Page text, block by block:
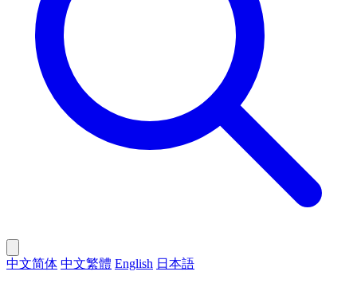
中文简体 中文繁體 English 日本語